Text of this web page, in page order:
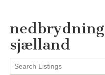
sjælland